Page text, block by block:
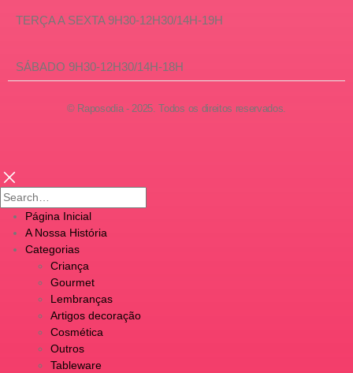
TERÇA A SEXTA 9H30-12H30/14H-19H
SÁBADO 9H30-12H30/14H-18H
© Raposodia - 2025. Todos os direitos reservados.
Página Inicial
A Nossa História
Categorias
Criança
Gourmet
Lembranças
Artigos decoração
Cosmética
Outros
Tableware